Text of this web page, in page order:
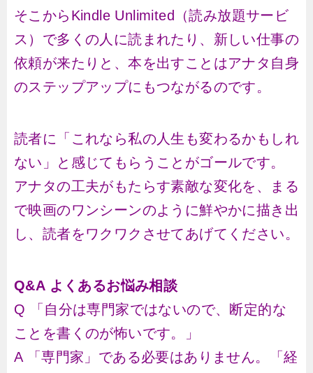
そこからKindle Unlimited（読み放題サービ
ス）で多くの人に読まれたり、新しい仕事の
依頼が来たりと、本を出すことはアナタ自身
のステップアップにもつながるのです。
読者に「これなら私の人生も変わるかもしれ
ない」と感じてもらうことがゴールです。
アナタの工夫がもたらす素敵な変化を、まる
で映画のワンシーンのように鮮やかに描き出
し、読者をワクワクさせてあげてください。
Q&A よくあるお悩み相談
Q 「自分は専門家ではないので、断定的な
ことを書くのが怖いです。」
A 「専門家」である必要はありません。「経